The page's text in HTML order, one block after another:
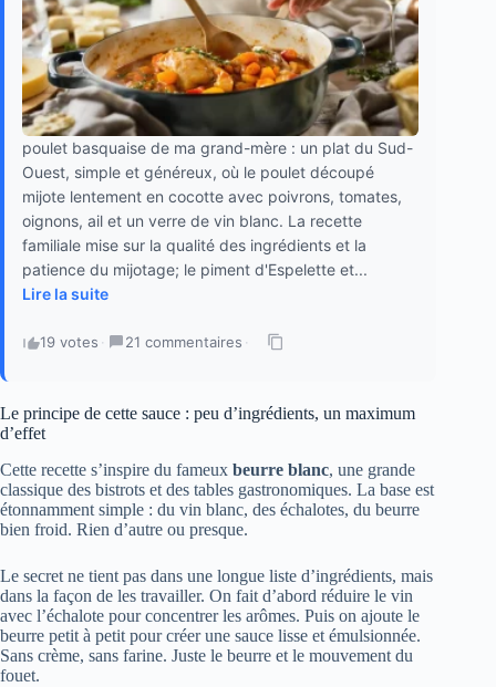
poulet basquaise de ma grand-mère : un plat du Sud-
Ouest, simple et généreux, où le poulet découpé
mijote lentement en cocotte avec poivrons, tomates,
oignons, ail et un verre de vin blanc. La recette
familiale mise sur la qualité des ingrédients et la
patience du mijotage; le piment d'Espelette et...
Lire la suite
19 votes · 21 commentaires ·
Le principe de cette sauce : peu d’ingrédients, un maximum
d’effet
Cette recette s’inspire du fameux beurre blanc, une grande
classique des bistrots et des tables gastronomiques. La base est
étonnamment simple : du vin blanc, des échalotes, du beurre
bien froid. Rien d’autre ou presque.
Le secret ne tient pas dans une longue liste d’ingrédients, mais
dans la façon de les travailler. On fait d’abord réduire le vin
avec l’échalote pour concentrer les arômes. Puis on ajoute le
beurre petit à petit pour créer une sauce lisse et émulsionnée.
Sans crème, sans farine. Juste le beurre et le mouvement du
fouet.